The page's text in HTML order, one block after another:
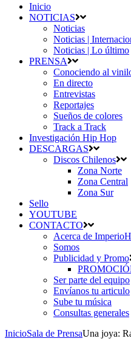
Inicio
NOTICIAS
Noticias
Noticias |
Noticias | Lo último
PRENSA
Conociendo al
En directo
Entrevistas
Reportajes
Sueños de colores
Track a Track
Investigación Hip Hop
DESCARGAS
Discos Chilenos
Zona Norte
Zona Central
Zona Sur
Sello
YOUTUBE
CONTACTO
Acerca de
Somos
Publicidad y Promo
Ser parte del equipo
Envíanos tu articulo
Sube tu música
Consultas generales
InicioSala de PrensaUna joya: